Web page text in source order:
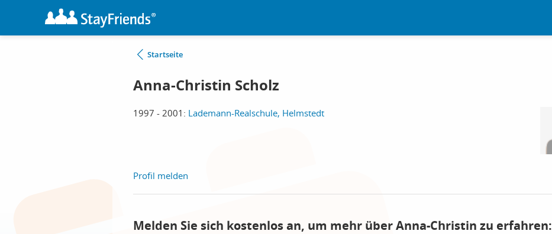
Startseite
Anna-Christin Scholz
1997 - 2001: Lademann-Realschule, Helmstedt
Profil melden
Melden Sie sich kostenlos an, um mehr über Anna-Christin zu erfahren: